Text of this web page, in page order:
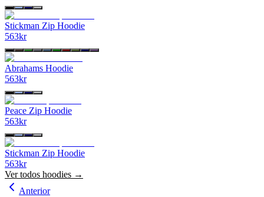
Stickman Zip Hoodie
563kr
Abrahams Hoodie
563kr
Peace Zip Hoodie
563kr
Stickman Zip Hoodie
563kr
Ver todos hoodies →
Anterior